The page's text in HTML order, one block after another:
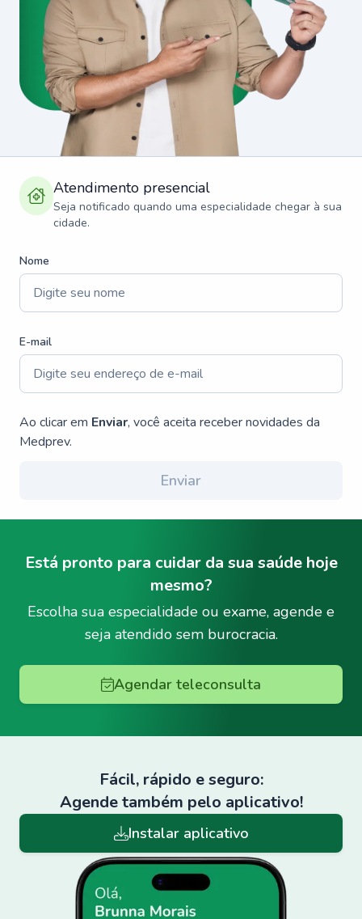
Atendimento presencial
Seja notificado quando uma especialidade chegar à sua
cidade.
Nome
E-mail
Ao clicar em Enviar, você aceita receber novidades da
Medprev.
Enviar
Está pronto para cuidar da sua saúde hoje
mesmo?
Escolha sua especialidade ou exame, agende e
seja atendido sem burocracia.
Agendar teleconsulta
Fácil, rápido e seguro:
Agende também pelo aplicativo!
Instalar aplicativo